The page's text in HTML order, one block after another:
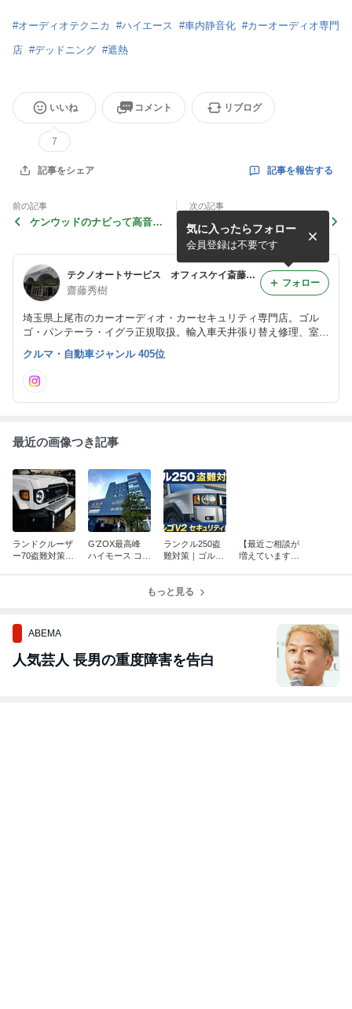
#オーディオテクニカ #ハイエース #車内静音化 #カーオーディオ専門
店 #デッドニング #遮熱
いいね
7
コメント リブログ
記事をシェア 記事を報告する
前の記事
ケンウッドのナビって高音質
次の記事
ハイエース フルデッドニン
グ！！
テクノオートサービス オフィスケイ斎藤ブログ
齋藤秀樹
埼玉県上尾市のカーオーディオ・カーセキュリティ専門店。ゴル
ゴ・パンテーラ・イグラ正規取扱。輸入車天井張り替え修理、室内
カスタマイズ、ナビ加工取付やワンオフ加工まで、25年以上のベ
テランが担当します。
気に入ったらフォロー
会員登録は不要です
フォロー
クルマ・自動車ジャンル 405位
最近の画像つき記事
ランドクルーザ
ー70盗難対策｜
G’ZOX最高峰
ハイモース コー
ランクル250盗
難対策｜ゴルゴ
ンドラレコ施工
【最近ご相談が
増えています】
もっと見る
ABEMA
人気芸人 長男の重度障害を告白